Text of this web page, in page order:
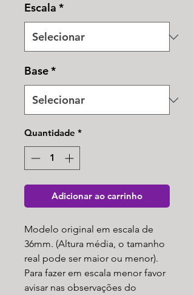
Escala *
Base*
Quantidade *
Adicionar ao carrinho
Modelo original em escala de
36mm. (Altura média, o tamanho
real pode ser maior ou menor).
Para fazer em escala menor favor
avisar nas observações do